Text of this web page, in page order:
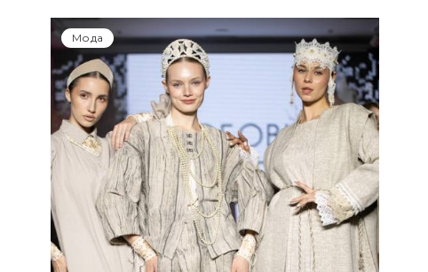
Мода